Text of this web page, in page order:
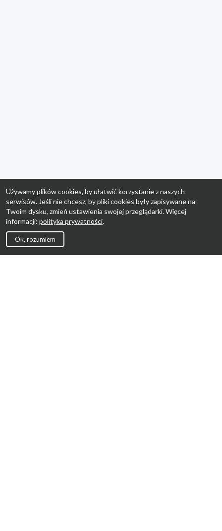
Używamy plików cookies, by ułatwić korzystanie z naszych
serwisów. Jeśli nie chcesz, by pliki cookies były zapisywane na
Twoim dysku, zmień ustawienia swojej przeglądarki. Więcej
informacji: polityka prywatności.
Ok, rozumiem